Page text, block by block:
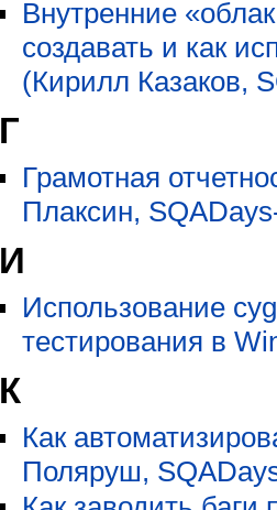
Внутренние
создавать и как
(Кирилл Казаков,
Г
Грамотная
Плаксин,
И
Использование
тестирования в
К
Как
Поляруш,